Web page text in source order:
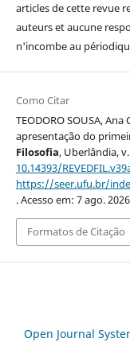
articles de cette revue
auteurs et aucune
n'incombe au
Como Citar
TEODORO SOUSA,
apresentação do
Filosofia, Uberlândia,
10.14393/
https://seer.ufu.br/
. Acesso em: 7 ago.
Formatos de Citação
Open Journal